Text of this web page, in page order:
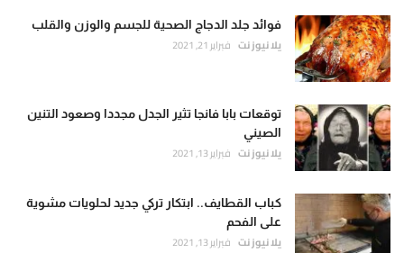
فوائد جلد الدجاج الصحية للجسم والوزن والقلب
يلا نيوز نت فبراير 21, 2021
توقعات بابا فانجا تثير الجدل مجددا وصعود التنين
الصيني
يلا نيوز نت فبراير 13, 2021
كباب القطايف.. ابتكار تركي جديد لحلويات مشوية
على الفحم
يلا نيوز نت فبراير 13, 2021